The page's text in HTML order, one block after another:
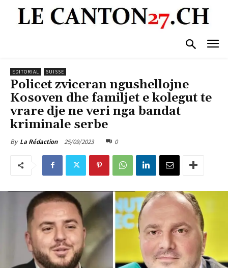
EDITORIAL SUISSE
Policet zviceran ngushellojne
Kosoven dhe familjet e kolegut te
vrare dje ne veri nga bandat
kriminale serbe
By La Rédaction 25/09/2023 0